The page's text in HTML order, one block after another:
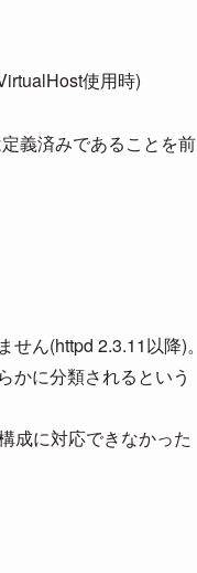
使用時)
義済みであることを前
ん(httpd 2.3.11以降)。
かに分類されるという
成に対応できなかった